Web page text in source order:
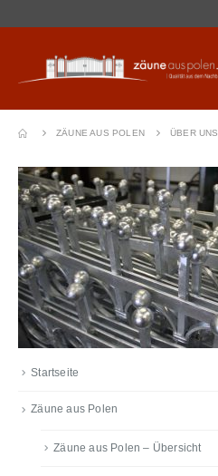
ZÄUNE AUS POLEN ÜBER UNS
Startseite
Zäune aus Polen
Zäune aus Polen – Übersicht